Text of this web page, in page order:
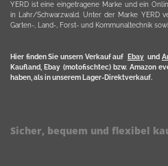
YERD ist eine eingetragene Marke und ein
in Lahr/Schwarzwald. Unter der Marke YERD
Garten-, Land-, Forst- und Kommunaltechnik
Hier finden Sie unsern Verkauf auf Ebayund
Kaufland, Ebay (motofischtec) bzw. Amazon
haben, als in unserem Lager-Direktverkauf.
Sicher, bequem und flexibel